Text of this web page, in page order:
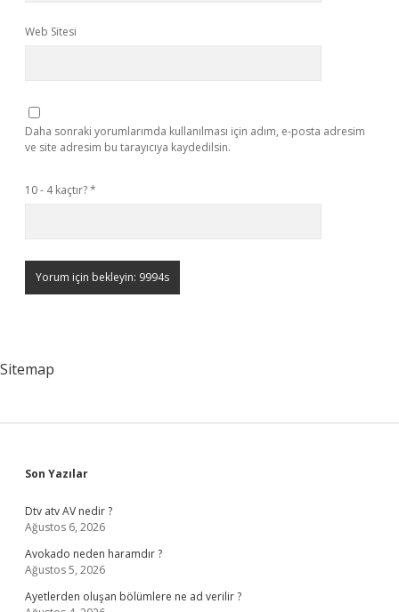
Web Sitesi
Daha sonraki yorumlarımda kullanılması için adım, e-posta adresim
ve site adresim bu tarayıcıya kaydedilsin.
10 - 4 kaçtır?*
Sitemap
Sidebar
Son Yazılar
Dtv atv AV nedir ?
Ağustos 6, 2026
Avokado neden haramdır ?
Ağustos 5, 2026
Ayetlerden oluşan bölümlere ne ad verilir ?